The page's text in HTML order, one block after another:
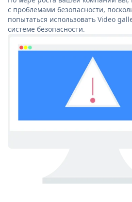
с проблемами безопасности,
попытаться использовать Video
системе безопасности.